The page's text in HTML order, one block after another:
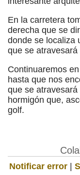
En la carretera
derecha que se
donde se localiza
que se
Continuaremos
hasta que nos
que se
hormigón que,
golf.
Notificar error |